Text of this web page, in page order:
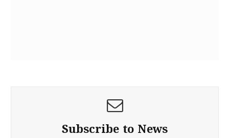
Subscribe to News